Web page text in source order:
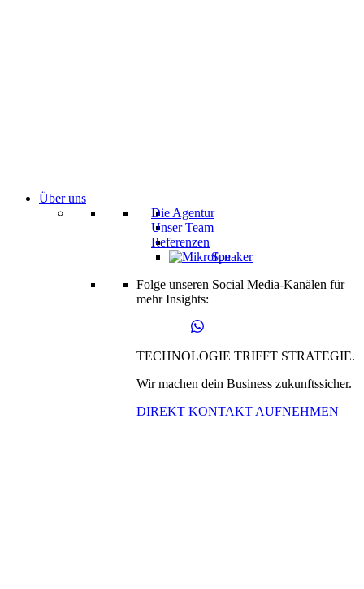
Über uns
Die Agentur
Unser Team
Referenzen
Speaker
Folge unseren Social Media-Kanälen für
mehr Insights:
TECHNOLOGIE TRIFFT STRATEGIE.
Wir machen dein Business zukunftssicher.
DIREKT KONTAKT AUFNEHMEN